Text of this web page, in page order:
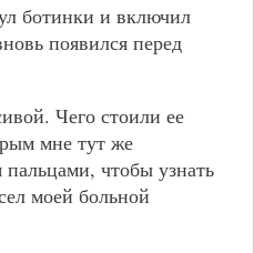
ботинки и включил
появился перед
Чего стоили ее
мне тут же
пальцами, чтобы узнать
моей больной